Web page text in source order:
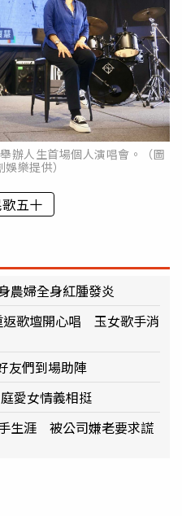
辦人生首場個人演唱會。（圖
樂提供）
五十
農婦全身紅腫發炎
返歌壇開心唱 玉女歌手消
友們到場助陣
愛女情義相挺
生涯 被公司嫌老要求謊